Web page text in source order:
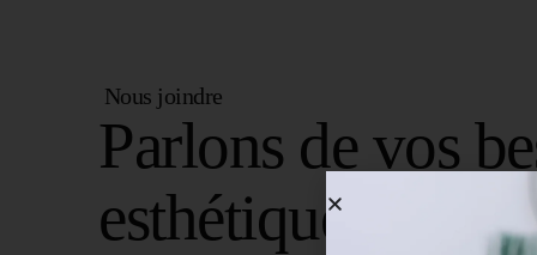
Nous joindre
Parlons de vos
esthétiques